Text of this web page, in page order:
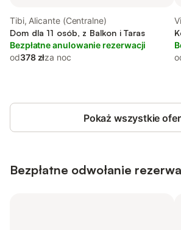
Tibi, Alicante (Centralne)
Dom dla 11 osób, z Balkon i Taras
Bezpłatne anulowanie rezerwacji
od378 złza noc
Pokaż wszystkie
Bezpłatne odwołanie